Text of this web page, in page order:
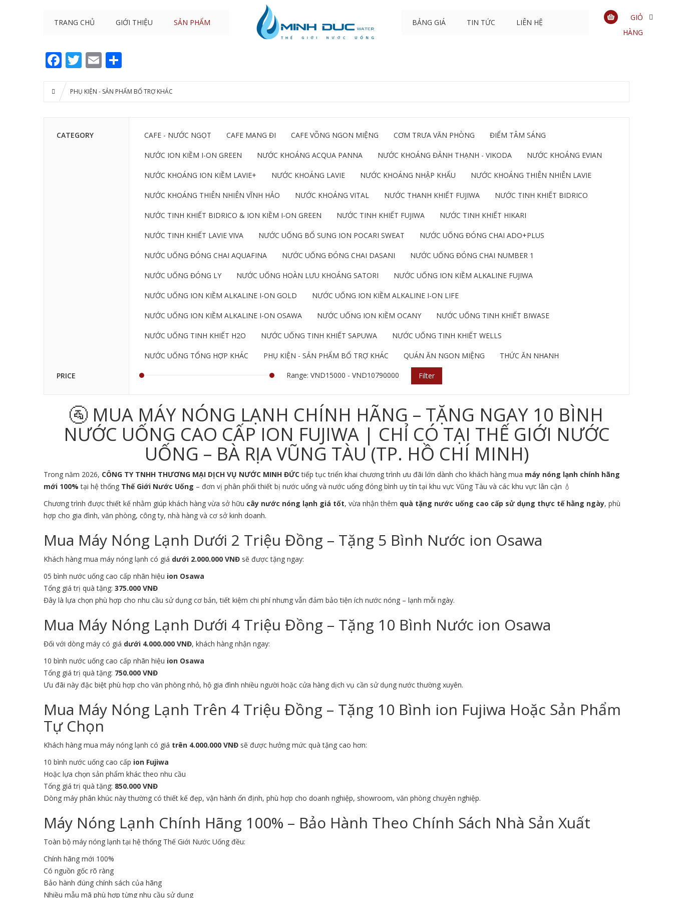
TRANG CHỦ GIỚI THIỆU SẢN PHẨM BẢNG GIÁ TIN TỨC LIÊN HỆ
GIỎ
HÀNG
Facebook
Twitter
Email
PHỤ KIỆN - SẢN PHẨM BỔ TRỢ KHÁC
CATEGORY CAFE - NƯỚC NGỌT CAFE MANG ĐI CAFE VÕNG NGON MIỆNG CƠM TRƯA VĂN PHÒNG ĐIỂM TÂM SÁNG
NƯỚC ION KIỀM I-ON GREEN NƯỚC KHOÁNG ACQUA PANNA NƯỚC KHOÁNG ĐẢNH THẠNH - VIKODA NƯỚC KHOÁNG EVIAN
NƯỚC KHOÁNG ION KIỀM LAVIE+ NƯỚC KHOÁNG LAVIE NƯỚC KHOÁNG NHẬP KHẨU NƯỚC KHOÁNG THIÊN NHIÊN LAVIE
NƯỚC KHOÁNG THIÊN NHIÊN VĨNH HẢO NƯỚC KHOÁNG VITAL NƯỚC THANH KHIẾT FUJIWA NƯỚC TINH KHIẾT BIDRICO
NƯỚC TINH KHIẾT BIDRICO & ION KIỀM I-ON GREEN NƯỚC TINH KHIẾT FUJIWA NƯỚC TINH KHIẾT HIKARI
NƯỚC TINH KHIẾT LAVIE VIVA NƯỚC UỐNG BỔ SUNG ION POCARI SWEAT NƯỚC UỐNG ĐÓNG CHAI ADO+PLUS
NƯỚC UỐNG ĐÓNG CHAI AQUAFINA NƯỚC UỐNG ĐÓNG CHAI DASANI NƯỚC UỐNG ĐÓNG CHAI NUMBER 1
NƯỚC UỐNG ĐÓNG LY NƯỚC UỐNG HOÀN LƯU KHOÁNG SATORI NƯỚC UỐNG ION KIỀM ALKALINE FUJIWA
NƯỚC UỐNG ION KIỀM ALKALINE I-ON GOLD NƯỚC UỐNG ION KIỀM ALKALINE I-ON LIFE
NƯỚC UỐNG ION KIỀM ALKALINE I-ON OSAWA NƯỚC UỐNG ION KIỀM OCANY NƯỚC UỐNG TINH KHIẾT BIWASE
NƯỚC UỐNG TINH KHIẾT H2O NƯỚC UỐNG TINH KHIẾT SAPUWA NƯỚC UỐNG TINH KHIẾT WELLS
NƯỚC UỐNG TỔNG HỢP KHÁC PHỤ KIỆN - SẢN PHẨM BỔ TRỢ KHÁC QUÁN ĂN NGON MIỆNG THỨC ĂN NHANH
PRICE Range: VND15000 - VND10790000 Filter
🚰 MUA MÁY NÓNG LẠNH CHÍNH HÃNG – TẶNG NGAY 10 BÌNH
NƯỚC UỐNG CAO CẤP ION FUJIWA | CHỈ CÓ TẠI THẾ GIỚI NƯỚC
UỐNG – BÀ RỊA VŨNG TÀU (TP. HỒ CHÍ MINH)
Trong năm 2026, CÔNG TY TNHH THƯƠNG MẠI DỊCH VỤ NƯỚC MINH ĐỨCtiếp tục triển khai chương trình ưu đãi lớn dành cho khách hàng mua máy nóng lạnh chính hãng
mới 100% tại hệ thống Thế Giới Nước Uống – đơn vị phân phối thiết bị nước uống và nước uống đóng bình uy tín tại khu vực Vũng Tàu và các khu vực lân cận 💧
Chương trình được thiết kế nhằm giúp khách hàng vừa sở hữu cây nước nóng lạnh giá tốt, vừa nhận thêm quà tặng nước uống cao cấp sử dụng thực tế hằng ngày, phù
hợp cho gia đình, văn phòng, công ty, nhà hàng và cơ sở kinh doanh.
Mua Máy Nóng Lạnh Dưới 2 Triệu Đồng – Tặng 5 Bình Nước ion Osawa
Khách hàng mua máy nóng lạnh có giá dưới 2.000.000 VNĐ sẽ được tặng ngay:
05 bình nước uống cao cấp nhãn hiệu ion Osawa
Tổng giá trị quà tặng: 375.000 VNĐ
Đây là lựa chọn phù hợp cho nhu cầu sử dụng cơ bản, tiết kiệm chi phí nhưng vẫn đảm bảo tiện ích nước nóng – lạnh mỗi ngày.
Mua Máy Nóng Lạnh Dưới 4 Triệu Đồng – Tặng 10 Bình Nước ion Osawa
Đối với dòng máy có giá dưới 4.000.000 VNĐ, khách hàng nhận ngay:
10 bình nước uống cao cấp nhãn hiệu ion Osawa
Tổng giá trị quà tặng: 750.000 VNĐ
Ưu đãi này đặc biệt phù hợp cho văn phòng nhỏ, hộ gia đình nhiều người hoặc cửa hàng dịch vụ cần sử dụng nước thường xuyên.
Mua Máy Nóng Lạnh Trên 4 Triệu Đồng – Tặng 10 Bình ion Fujiwa Hoặc Sản Phẩm
Tự Chọn
Khách hàng mua máy nóng lạnh có giá trên 4.000.000 VNĐ sẽ được hưởng mức quà tặng cao hơn:
10 bình nước uống cao cấp ion Fujiwa
Hoặc lựa chọn sản phẩm khác theo nhu cầu
Tổng giá trị quà tặng: 850.000 VNĐ
Dòng máy phân khúc này thường có thiết kế đẹp, vận hành ổn định, phù hợp cho doanh nghiệp, showroom, văn phòng chuyên nghiệp.
Máy Nóng Lạnh Chính Hãng 100% – Bảo Hành Theo Chính Sách Nhà Sản Xuất
Toàn bộ máy nóng lạnh tại hệ thống Thế Giới Nước Uống đều:
Chính hãng mới 100%
Có nguồn gốc rõ ràng
Bảo hành đúng chính sách của hãng
Nhiều mẫu mã phù hợp từng nhu cầu sử dụng